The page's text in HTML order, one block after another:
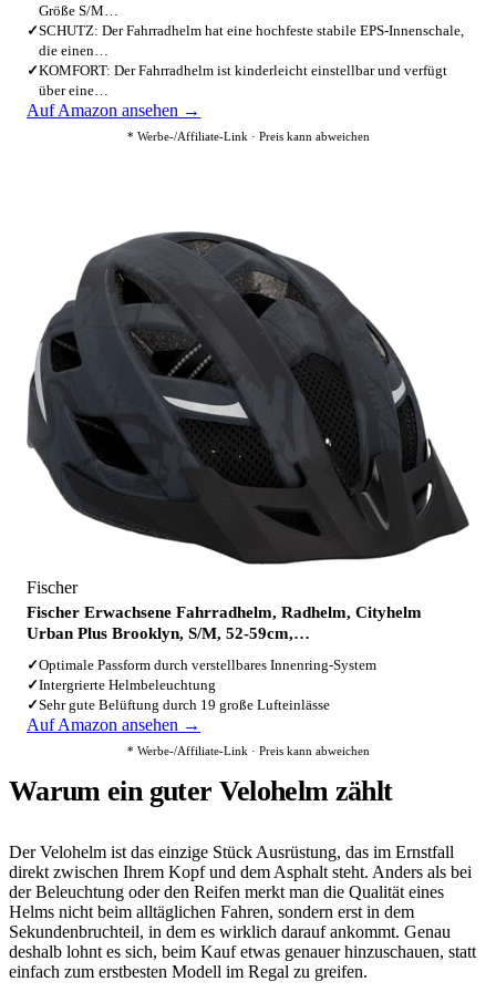
Größe S/M…
✓SCHUTZ: Der Fahrradhelm hat eine hochfeste stabile EPS-Innenschale,
die einen…
✓KOMFORT: Der Fahrradhelm ist kinderleicht einstellbar und verfügt
über eine…
Auf Amazon ansehen →
* Werbe-/Affiliate-Link · Preis kann abweichen
Fischer
Fischer Erwachsene Fahrradhelm, Radhelm, Cityhelm
Urban Plus Brooklyn, S/M, 52-59cm,…
✓Optimale Passform durch verstellbares Innenring-System
✓Intergrierte Helmbeleuchtung
✓Sehr gute Belüftung durch 19 große Lufteinlässe
Auf Amazon ansehen →
* Werbe-/Affiliate-Link · Preis kann abweichen
Warum ein guter Velohelm zählt
Der Velohelm ist das einzige Stück Ausrüstung, das im Ernstfall
direkt zwischen Ihrem Kopf und dem Asphalt steht. Anders als bei
der Beleuchtung oder den Reifen merkt man die Qualität eines
Helms nicht beim alltäglichen Fahren, sondern erst in dem
Sekundenbruchteil, in dem es wirklich darauf ankommt. Genau
deshalb lohnt es sich, beim Kauf etwas genauer hinzuschauen, statt
einfach zum erstbesten Modell im Regal zu greifen.